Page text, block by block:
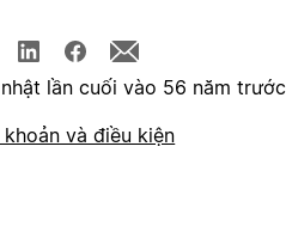
lần cuối vào 56 năm trước
và điều kiện